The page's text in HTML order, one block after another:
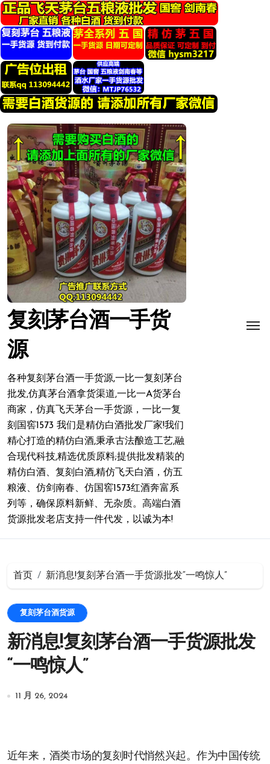
转
到
内
容
复刻茅台酒一手货
源
各种复刻茅台酒一手货源,一比一复刻茅台
批发,仿真茅台酒拿货渠道,一比一A货茅台
商家，仿真飞天茅台一手货源，一比一复
刻国窖1573 我们是精仿白酒批发厂家!我们
精心打造的精仿白酒,秉承古法酿造工艺,融
合现代科技,精选优质原料;提供批发精装的
精仿白酒、复刻白酒,精仿飞天白酒，仿五
粮液、仿剑南春、仿国窖1573红酒奔富系
列等，确保原料新鲜、无杂质。高端白酒
货源批发老店支持一件代发，以诚为本!
首页 新消息!复刻茅台酒一手货源批发“一鸣惊人”
复刻茅台酒货源
新消息!复刻茅台酒一手货源批发
“一鸣惊人”
11 月 26, 2024
近年来，酒类市场的复刻时代悄然兴起。作为中国传统